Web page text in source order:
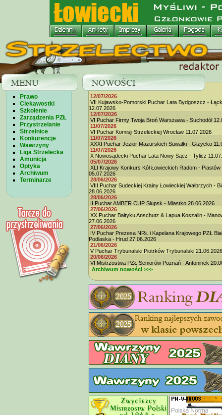
Prawo
Ciekawostki
Szkolenie
Zarządzenia PZŁ
Przystrzelanie
Strzelnice
Konkurencje
Wawrzyny
Liga Strzelecka
Amunicja
Optyka
Archiwum
Terminarze
12/07/2026
VII Kujawsko-Pomorski Puchar Lata Bydgoszcz -
12.07.2026
12/07/2026
VI Puchar Firmy Twoja Broń Warszawa - Suchodół
11/07/2026
VI Puchar Komisji Strzeleckiej Wrocław 11.07.2026
11/07/2026
XXXI Puchar Jezior Mazurskich Suwałki - Giżycko
11/07/2026
X Nowosądecki Puchar Lata Nowy Sącz - Tylicz
05/07/2026
XLI Krajowy Konkurs Kół Łowieckich Radom - Piastów
05.07.2026
28/06/2026
VIII Puchar Sudeckiej Krainy Łowieckiej Wałbrzych -
28.06.2026
28/06/2026
II Puchar AMBER CUP Słupsk - Miastko 28.06.2026
27/06/2026
XX Puchar Bałtyku Anschutz & Lapua Koszalin -
27.06.2026
27/06/2026
IV Puchar Prezesa NRŁ i Kapelana Krajowego PZŁ
Podlaska - Hrud 27.06.2026
21/06/2026
V Puchar Trybunalski Piotrków Trybunalski 21.06.2026
20/06/2026
VI Mistrzostwa PZŁ Seniorów Poznań - Antoninek
Archiwum nowości >>>